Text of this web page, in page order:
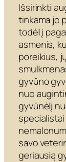
Išsirinkti
tinkama jo
todėl į
asmenis,
poreikius,
gyvūno
nuo
gyvūnėlį
savo
geriausią